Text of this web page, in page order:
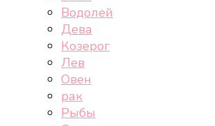
Водолей
Дева
Козерог
Лев
Овен
рак
Рыбы